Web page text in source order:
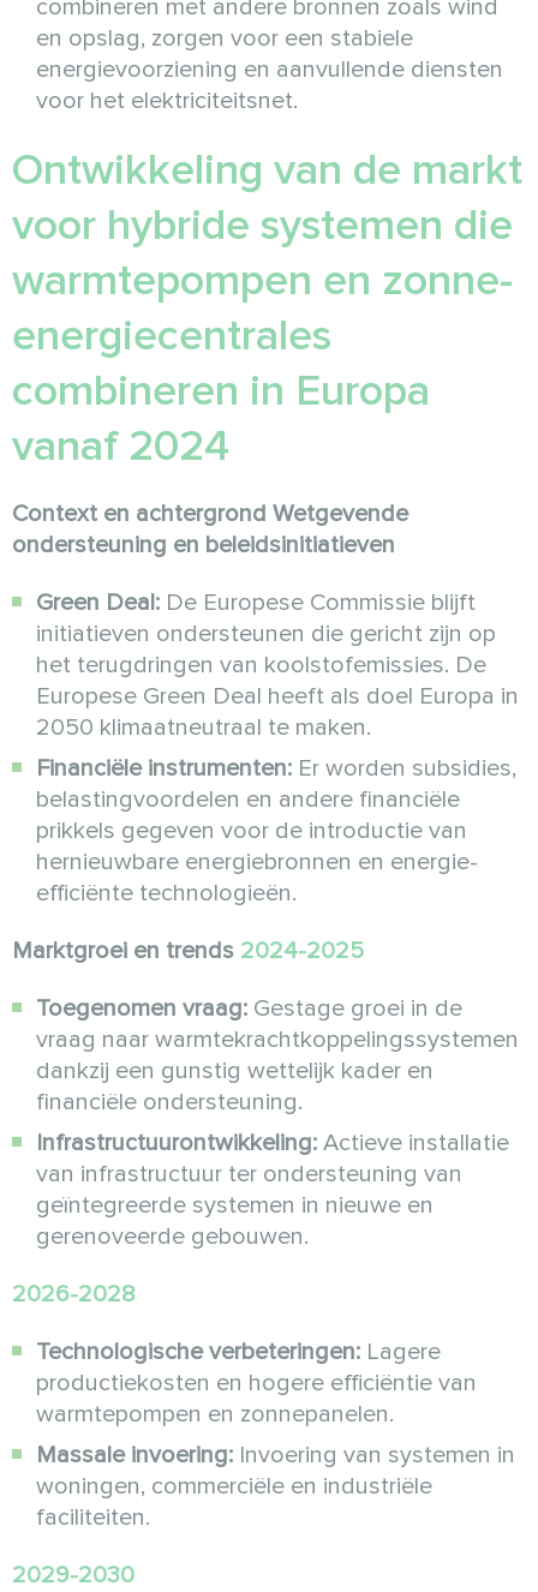
combineren met andere bronnen zoals wind
en opslag, zorgen voor een stabiele
energievoorziening en aanvullende diensten
voor het elektriciteitsnet.
Ontwikkeling van de markt
voor hybride systemen die
warmtepompen en zonne-
energiecentrales
combineren in Europa
vanaf 2024
Context en achtergrond Wetgevende
ondersteuning en beleidsinitiatieven
Green Deal: De Europese Commissie blijft
initiatieven ondersteunen die gericht zijn op
het terugdringen van koolstofemissies. De
Europese Green Deal heeft als doel Europa in
2050 klimaatneutraal te maken.
Financiële instrumenten: Er worden subsidies,
belastingvoordelen en andere financiële
prikkels gegeven voor de introductie van
hernieuwbare energiebronnen en energie-
efficiënte technologieën.
Marktgroei en trends 2024-2025
Toegenomen vraag: Gestage groei in de
vraag naar warmtekrachtkoppelingssystemen
dankzij een gunstig wettelijk kader en
financiële ondersteuning.
Infrastructuurontwikkeling: Actieve installatie
van infrastructuur ter ondersteuning van
geïntegreerde systemen in nieuwe en
gerenoveerde gebouwen.
2026-2028
Technologische verbeteringen: Lagere
productiekosten en hogere efficiëntie van
warmtepompen en zonnepanelen.
Massale invoering: Invoering van systemen in
woningen, commerciële en industriële
faciliteiten.
2029-2030